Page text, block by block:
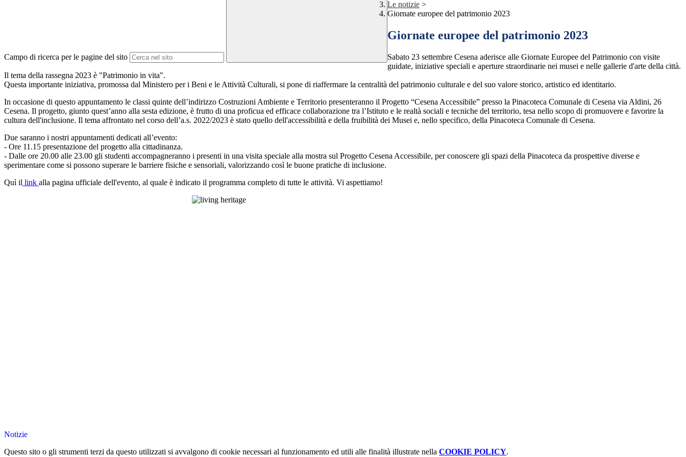
Campo di ricerca per le pagine del sito
Le notizie >
Giornate europee del patrimonio 2023
Giornate europee del patrimonio 2023
Sabato 23 settembre Cesena aderisce alle Giornate Europee del Patrimonio con visite
guidate, iniziative speciali e aperture straordinarie nei musei e nelle gallerie d'arte della città.
Il tema della rassegna 2023 è "Patrimonio in vita".
Questa importante iniziativa, promossa dal Ministero per i Beni e le Attività Culturali, si pone di riaffermare la centralità del patrimonio culturale e del suo valore storico, artistico ed identitario.
In occasione di questo appuntamento le classi quinte dell’indirizzo Costruzioni Ambiente e Territorio presenteranno il Progetto “Cesena Accessibile” presso la Pinacoteca Comunale di Cesena via Aldini, 26
Cesena. Il progetto, giunto quest’anno alla sesta edizione, è frutto di una proficua ed efficace collaborazione tra l’Istituto e le realtà sociali e tecniche del territorio, tesa nello scopo di promuovere e favorire la
cultura dell'inclusione. Il tema affrontato nel corso dell’a.s. 2022/2023 è stato quello dell'accessibilità e della fruibilità dei Musei e, nello specifico, della Pinacoteca Comunale di Cesena.
Due saranno i nostri appuntamenti dedicati all’evento:
- Ore 11.15 presentazione del progetto alla cittadinanza.
- Dalle ore 20.00 alle 23.00 gli studenti accompagneranno i presenti in una visita speciale alla mostra sul Progetto Cesena Accessibile, per conoscere gli spazi della Pinacoteca da prospettive diverse e
sperimentare come si possono superare le barriere fisiche e sensoriali, valorizzando così le buone pratiche di inclusione.
Quì il link alla pagina ufficiale dell'evento, al quale è indicato il programma completo di tutte le attività. Vi aspettiamo!
Notizie
Questo sito o gli strumenti terzi da questo utilizzati si avvalgono di cookie necessari al funzionamento ed utili alle finalità illustrate nella COOKIE POLICY.